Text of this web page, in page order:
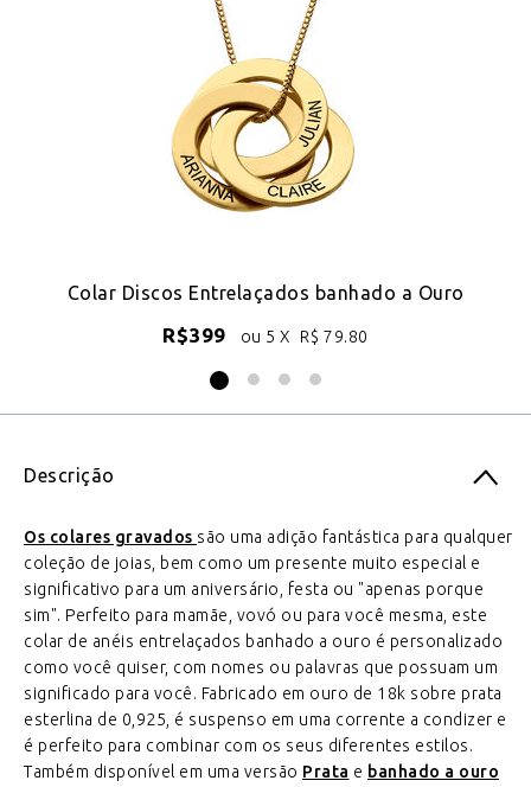
Colar Discos Entrelaçados banhado a Ouro
R$399 ou 5 X R$ 79.80
Descrição
Os colares gravados são uma adição fantástica para qualquer
coleção de joias, bem como um presente muito especial e
significativo para um aniversário, festa ou "apenas porque
sim". Perfeito para mamãe, vovó ou para você mesma, este
colar de anéis entrelaçados banhado a ouro é personalizado
como você quiser, com nomes ou palavras que possuam um
significado para você. Fabricado em ouro de 18k sobre prata
esterlina de 0,925, é suspenso em uma corrente a condizer e
é perfeito para combinar com os seus diferentes estilos.
Também disponível em uma versão Prata e banhado a ouro